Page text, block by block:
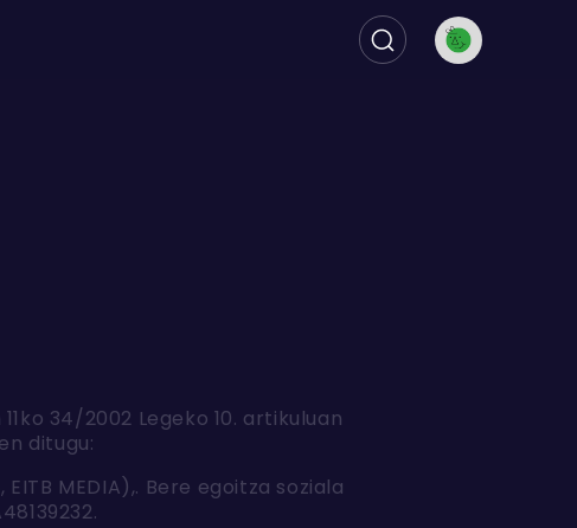
34/2002 Legeko 10. artikuluan
ditugu:
MEDIA),. Bere egoitza soziala